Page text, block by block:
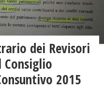
dei Revisori
2015